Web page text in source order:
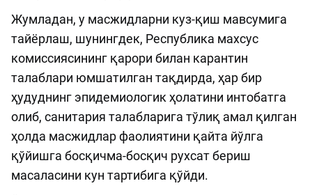
Жумладан, у масжидларни куз-қиш мавсумига
тайёрлаш, шунингдек, Республика махсус
комиссиясининг қарори билан карантин
талаблари юмшатилган тақдирда, ҳар бир
ҳудуднинг эпидемиологик ҳолатини интобатга
олиб, санитария талабларига тўлиқ амал қилган
ҳолда масжидлар фаолиятини қайта йўлга
қўйишга босқичма-босқич рухсат бериш
масаласини кун тартибига қўйди.